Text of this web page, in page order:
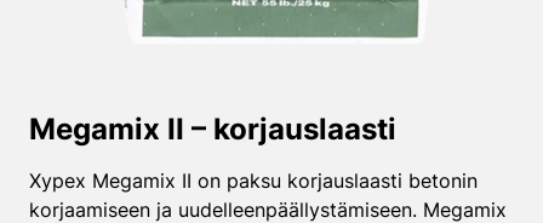
Megamix II – korjauslaasti
Xypex Megamix II on paksu korjauslaasti betonin
korjaamiseen ja uudelleenpäällystämiseen. Megamix